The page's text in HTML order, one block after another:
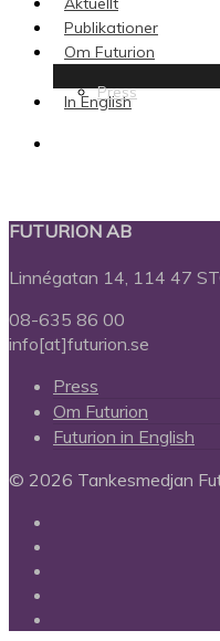
Publikationer
Om Futurion
Press
In English
FUTURION AB
Linnégatan 14, 114 47
08-635 86 00
info[at]futurion.se
Press
Om Futurion
Futurion in English
© 2026 Tankesmedjan